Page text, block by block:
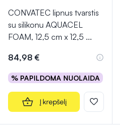
CONVATEC lipnus tvarstis
su silikonu AQUACEL
FOAM, 12,5 cm x 12,5 ...
84,98 €
% PAPILDOMA NUOLAIDA
Į krepšelį